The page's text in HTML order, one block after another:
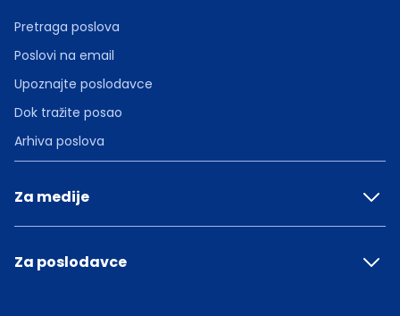
Pretraga poslova
Poslovi na email
Upoznajte poslodavce
Dok tražite posao
Arhiva poslova
Za medije
Za poslodavce